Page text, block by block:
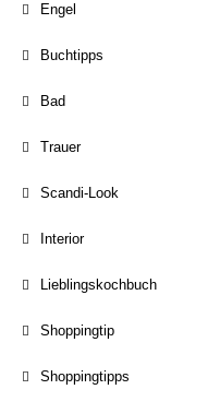
Engel
Buchtipps
Bad
Trauer
Scandi-Look
Interior
Lieblingskochbuch
Shoppingtip
Shoppingtipps